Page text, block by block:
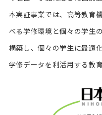
本実証事業では、高等教育
べる学修環境と個々の学生
構築し、個々の学生に最適
学修データを利活用する教